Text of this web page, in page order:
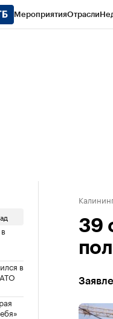
МероприятияОтрасли
в
39